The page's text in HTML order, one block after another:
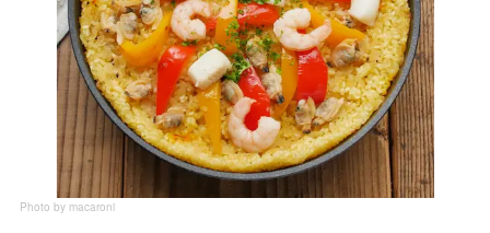
Photo by macaroni